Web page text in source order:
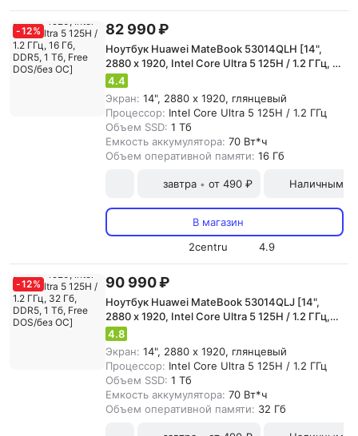
-12% 82 990 ₽
Ноутбук Huawei MateBook 53014QLH [14",
2880 x 1920, Intel Core Ultra 5 125H / 1.2 ГГц, 16
Гб, DDR5, 1 Тб, Free DOS/без ОС]
4.4
Экран: 14", 2880 x 1920, глянцевый
Процессор: Intel Core Ultra 5 125H / 1.2 ГГц
Объем SSD: 1 Тб
Емкость аккумулятора: 70 Вт*ч
Объем оперативной памяти: 16 Гб
завтра • от 490 ₽ Наличными
В магазин
2centru
4.9
-12% 90 990 ₽
Ноутбук Huawei MateBook 53014QLJ [14",
2880 x 1920, Intel Core Ultra 5 125H / 1.2 ГГц,
32 Гб, DDR5, 1 Тб, Free DOS/без ОС]
4.8
Экран: 14", 2880 x 1920, глянцевый
Процессор: Intel Core Ultra 5 125H / 1.2 ГГц
Объем SSD: 1 Тб
Емкость аккумулятора: 70 Вт*ч
Объем оперативной памяти: 32 Гб